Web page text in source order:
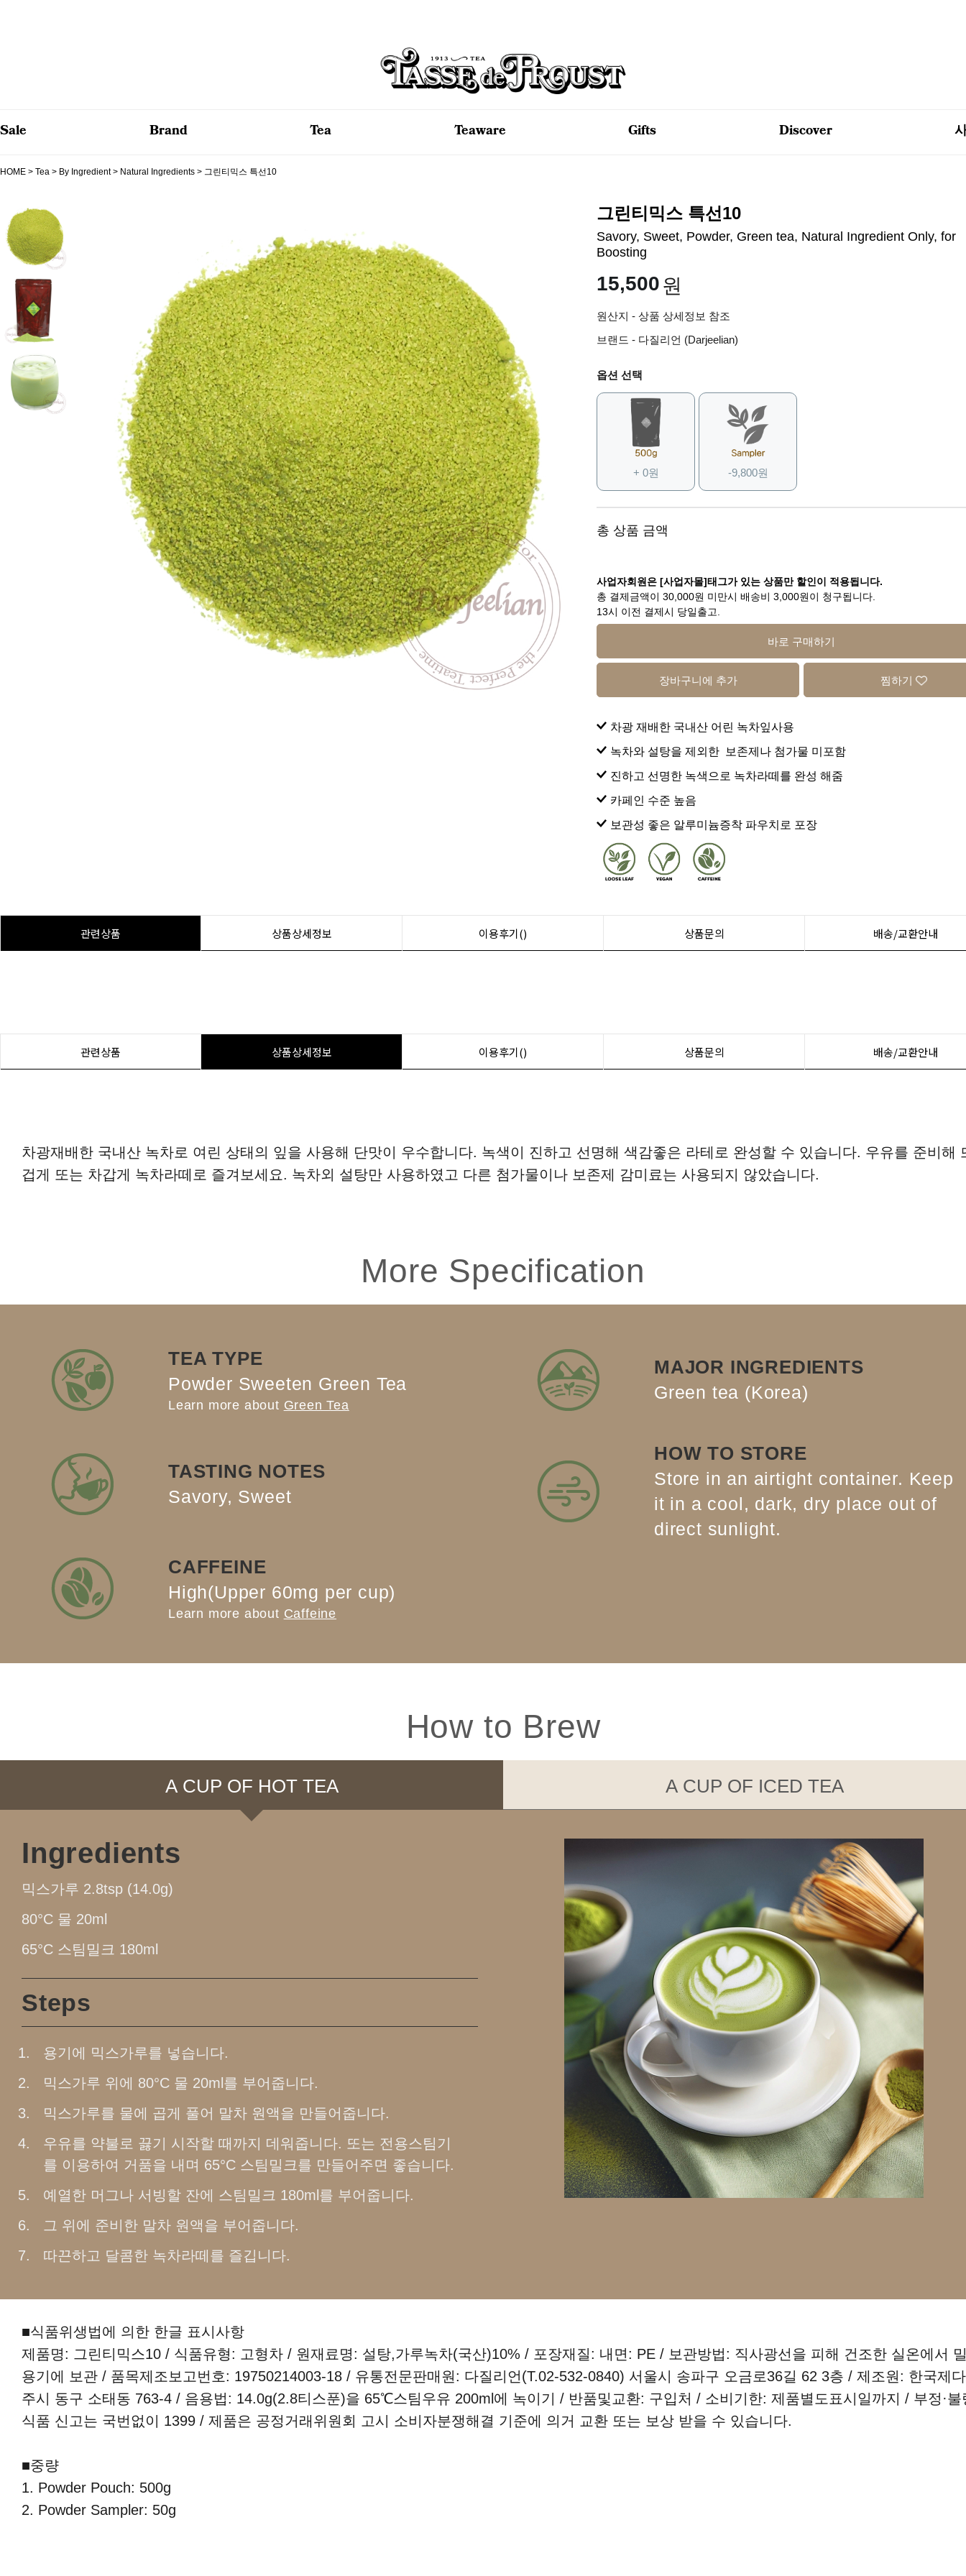
Sale Brand Tea Teaware Gifts Discover
HOME > Tea > By Ingredient> Natural Ingredients > 그린티믹스 특선10
그린티믹스 특선10
Savory, Sweet, Powder, Green tea, Natural Ingredient Only, for
Boosting
15,500원
원산지 - 상품 상세정보 참조
브랜드 - 다질리언 (Darjeelian)
옵션 선택
+ 0원 -9,800원
총 상품 금액
사업자회원은 [사업자몰]태그가 있는 상품만 할인이 적용됩니다.
총 결제금액이 30,000원 미만시 배송비 3,000원이 청구됩니다.
13시 이전 결제시 당일출고.
바로 구매하기
장바구니에 추가 찜하기
차광 재배한 국내산 어린 녹차잎사용
녹차와 설탕을 제외한 보존제나 첨가물 미포함
진하고 선명한 녹색으로 녹차라떼를 완성 해줌
카페인 수준 높음
보관성 좋은 알루미늄증착 파우치로 포장
관련상품 상품상세정보 이용후기() 상품문의 배송/교환안내
관련상품 상품상세정보 이용후기() 상품문의 배송/교환안내
차광재배한 국내산 녹차로 여린 상태의 잎을 사용해 단맛이 우수합니다. 녹색이 진하고 선명해 색감좋은 라테로 완성할 수 있습니다. 우유를 준비해
겁게 또는 차갑게 녹차라떼로 즐겨보세요. 녹차외 설탕만 사용하였고 다른 첨가물이나 보존제 감미료는 사용되지 않았습니다.
More Specification
TEA TYPE
Powder Sweeten Green Tea
Learn more about Green Tea
TASTING NOTES
Savory, Sweet
CAFFEINE
High(Upper 60mg per cup)
Learn more about Caffeine
MAJOR INGREDIENTS
Green tea (Korea)
HOW TO STORE
Store in an airtight container. Keep
it in a cool, dark, dry place out of
direct sunlight.
How to Brew
A CUP OF HOT TEA A CUP OF ICED TEA
Ingredients
믹스가루 2.8tsp (14.0g)
80°C 물 20ml
65°C 스팀밀크 180ml
Steps
용기에 믹스가루를 넣습니다.
믹스가루 위에 80°C 물 20ml를 부어줍니다.
믹스가루를 물에 곱게 풀어 말차 원액을 만들어줍니다.
우유를 약불로 끓기 시작할 때까지 데워줍니다. 또는 전용스팀기
를 이용하여 거품을 내며 65°C 스팀밀크를 만들어주면 좋습니다.
예열한 머그나 서빙할 잔에 스팀밀크 180ml를 부어줍니다.
그 위에 준비한 말차 원액을 부어줍니다.
따끈하고 달콤한 녹차라떼를 즐깁니다.
■식품위생법에 의한 한글 표시사항
제품명: 그린티믹스10 / 식품유형: 고형차 / 원재료명: 설탕,가루녹차(국산)10% / 포장재질: 내면: PE / 보관방법: 직사광선을 피해 건조한 실온에서
용기에 보관 / 품목제조보고번호: 19750214003-18 / 유통전문판매원: 다질리언(T.02-532-0840) 서울시 송파구 오금로36길 62 3층 / 제조원: 한국제
주시 동구 소태동 763-4 / 음용법: 14.0g(2.8티스푼)을 65℃스팀우유 200ml에 녹이기 / 반품및교환: 구입처 / 소비기한: 제품별도표시일까지 / 부정·불
식품 신고는 국번없이 1399 / 제품은 공정거래위원회 고시 소비자분쟁해결 기준에 의거 교환 또는 보상 받을 수 있습니다.
■중량
1. Powder Pouch: 500g
2. Powder Sampler: 50g